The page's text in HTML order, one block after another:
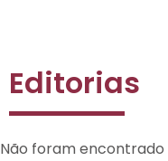
Editorias
Não foram